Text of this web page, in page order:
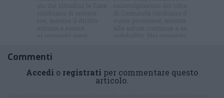
Commenti
Accedi o registrati per commentare questo
articolo.